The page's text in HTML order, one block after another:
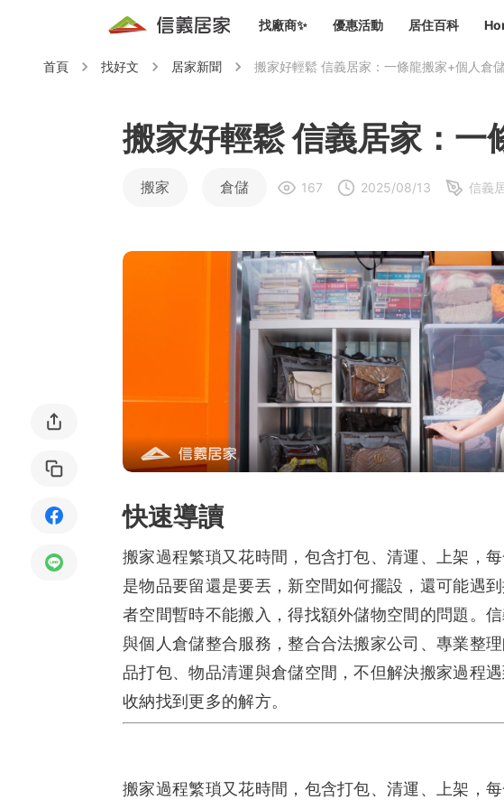
找廠商✨
設計裝潢
設計裝潢
優惠活動
居住服務免費諮詢
信義客戶優惠
信義成交客戶福利專區
居住百科
室內設計居家設計 裝
搬家清運
清潔除蟲
清潔消毒冷氣清洗整
家居設備
長照設備 系統家具隱
局部修繕
局部裝修
生活金融產物保險
買屋
首頁 找好文 居家新聞 搬家好輕鬆 信義居家：一條龍搬家+個人倉
搬家好輕鬆 信義居家：
搬家 倉儲 167 2025/08/13 信義
快速導讀
搬家過程繁瑣又花時間，包含打包、清運、上架，
是物品要留還是要丟，新空間如何擺設，還可能遇
者空間暫時不能搬入，得找額外儲物空間的問題。
與個人倉儲整合服務，整合合法搬家公司、專業整
品打包、物品清運與倉儲空間，不但解決搬家過程
收納找到更多的解方。
搬家過程繁瑣又花時間，包含打包、清運、上架，